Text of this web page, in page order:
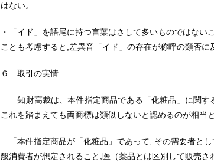
はない。
・「イド」を語尾に持つ言葉はさして多いものではな
ことも考慮すると,差異音「イド」の存在が称呼の類否に
６ 取引の実情
知財高裁は、本件指定商品である「化粧品」に関す
これを踏まえても両商標は類似しないと認めるのが相当
「本件指定商品が「化粧品」であって, その需要者と
般消費者が想定されること,医（薬品とは区別して販売